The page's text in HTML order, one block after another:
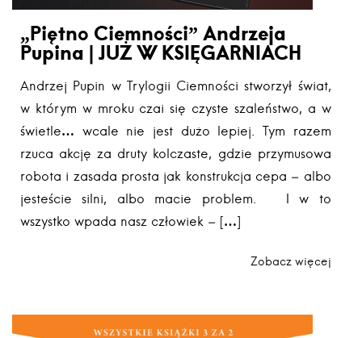
„Piętno Ciemności” Andrzeja
Pupina | JUŻ W KSIĘGARNIACH
Andrzej Pupin w Trylogii Ciemności stworzył świat,
w którym w mroku czai się czyste szaleństwo, a w
świetle… wcale nie jest dużo lepiej. Tym razem
rzuca akcję za druty kolczaste, gdzie przymusowa
robota i zasada prosta jak konstrukcja cepa – albo
jesteście silni, albo macie problem. I w to
wszystko wpada nasz człowiek – […]
Zobacz więcej